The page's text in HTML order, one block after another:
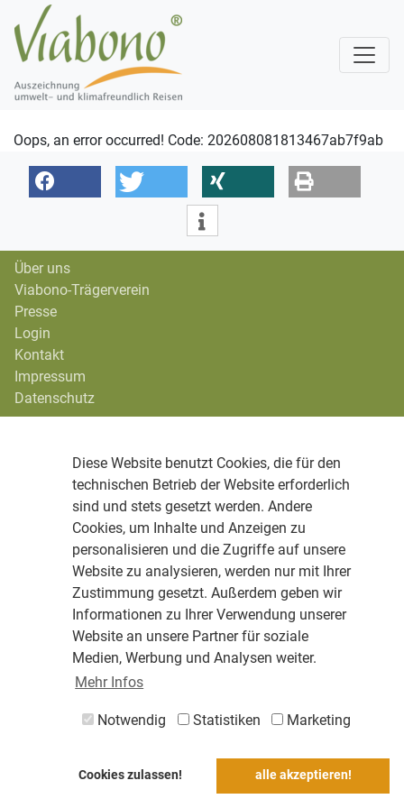
Diese Website benutzt Cookies, die für den
technischen Betrieb der Website erforderlich
sind und stets gesetzt werden. Andere
Cookies, um Inhalte und Anzeigen zu
personalisieren und die Zugriffe auf unsere
Website zu analysieren, werden nur mit Ihrer
Zustimmung gesetzt. Außerdem geben wir
Informationen zu Ihrer Verwendung unserer
Website an unsere Partner für soziale
Medien, Werbung und Analysen weiter.
Mehr Infos
Notwendig Statistiken Marketing
Cookies zulassen! alle akzeptieren!
Oops, an error occurred! Code: 202608081813467ab7f9ab
Über uns
Viabono-Trägerverein
Presse
Login
Kontakt
Impressum
Datenschutz